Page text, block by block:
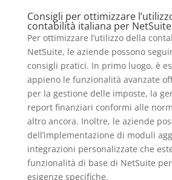
Consigli per ottimizzare
contabilità italiana per NetSuite
Per ottimizzare l’utilizzo della
NetSuite, le aziende possono
consigli pratici. In primo luogo, è
appieno le funzionalità avanzate
per la gestione delle imposte, la
report finanziari conformi alle
altro ancora. Inoltre, le aziende
dell’implementazione di moduli
integrazioni personalizzate che
funzionalità di base di NetSuite
esigenze specifiche.